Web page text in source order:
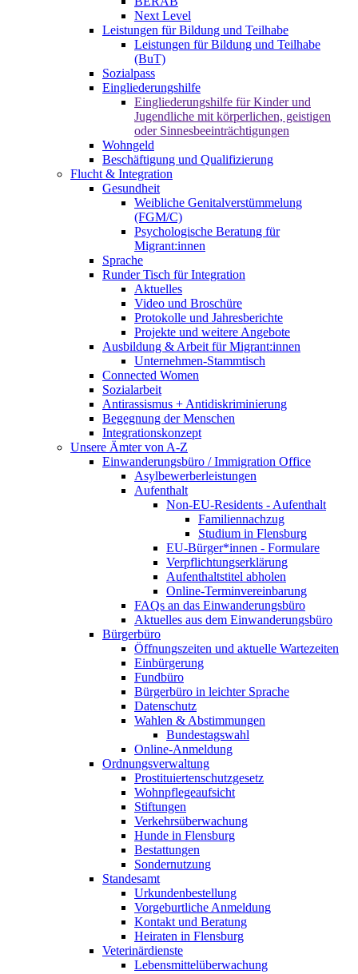
Next Level
Leistungen für Bildung und Teilhabe
Leistungen für Bildung und Teilhabe
(BuT)
Sozialpass
Eingliederungshilfe
Eingliederungshilfe für Kinder und
Jugendliche mit körperlichen, geistigen
oder Sinnesbeeinträchtigungen
Wohngeld
Beschäftigung und Qualifizierung
Flucht & Integration
Gesundheit
Weibliche Genitalverstümmelung
(FGM/C)
Psychologische Beratung für
Migrant:innen
Sprache
Runder Tisch für Integration
Aktuelles
Video und Broschüre
Protokolle und Jahresberichte
Projekte und weitere Angebote
Ausbildung & Arbeit für Migrant:innen
Unternehmen-Stammtisch
Connected Women
Sozialarbeit
Antirassismus + Antidiskriminierung
Begegnung der Menschen
Integrationskonzept
Unsere Ämter von A-Z
Einwanderungsbüro / Immigration Office
Asylbewerberleistungen
Aufenthalt
Non-EU-Residents - Aufenthalt
Familiennachzug
Studium in Flensburg
EU-Bürger*innen - Formulare
Verpflichtungserklärung
Aufenthaltstitel abholen
Online-Terminvereinbarung
FAQs an das Einwanderungsbüro
Aktuelles aus dem Einwanderungsbüro
Bürgerbüro
Öffnungszeiten und aktuelle Wartezeiten
Einbürgerung
Fundbüro
Bürgerbüro in leichter Sprache
Datenschutz
Wahlen & Abstimmungen
Bundestagswahl
Online-Anmeldung
Ordnungsverwaltung
Prostituiertenschutzgesetz
Wohnpflegeaufsicht
Stiftungen
Verkehrsüberwachung
Hunde in Flensburg
Bestattungen
Sondernutzung
Standesamt
Urkundenbestellung
Vorgeburtliche Anmeldung
Kontakt und Beratung
Heiraten in Flensburg
Veterinärdienste
Lebensmittelüberwachung